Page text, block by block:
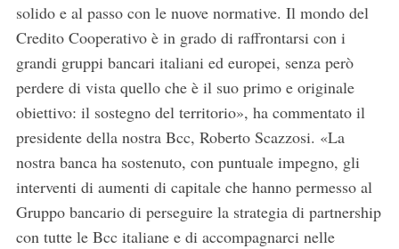
solido e al passo con le nuove normative. Il mondo del
Credito Cooperativo è in grado di raffrontarsi con i
grandi gruppi bancari italiani ed europei, senza però
perdere di vista quello che è il suo primo e originale
obiettivo: il sostegno del territorio», ha commentato il
presidente della nostra Bcc, Roberto Scazzosi. «La
nostra banca ha sostenuto, con puntuale impegno, gli
interventi di aumenti di capitale che hanno permesso al
Gruppo bancario di perseguire la strategia di partnership
con tutte le Bcc italiane e di accompagnarci nelle